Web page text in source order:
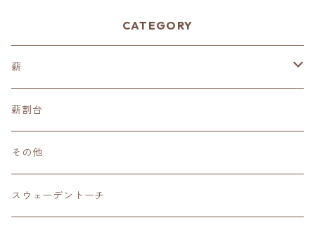
CATEGORY
薪
広葉樹
限定ブレンド
針葉樹
薪割台
その他
スウェーデントーチ